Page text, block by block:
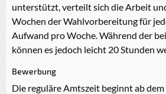
unterstützt, verteilt sich die Arbeit
Wochen der Wahlvorbereitung für
Aufwand pro Woche. Während der
können es jedoch leicht 20 Stunden
Bewerbung
Die reguläre Amtszeit beginnt ab